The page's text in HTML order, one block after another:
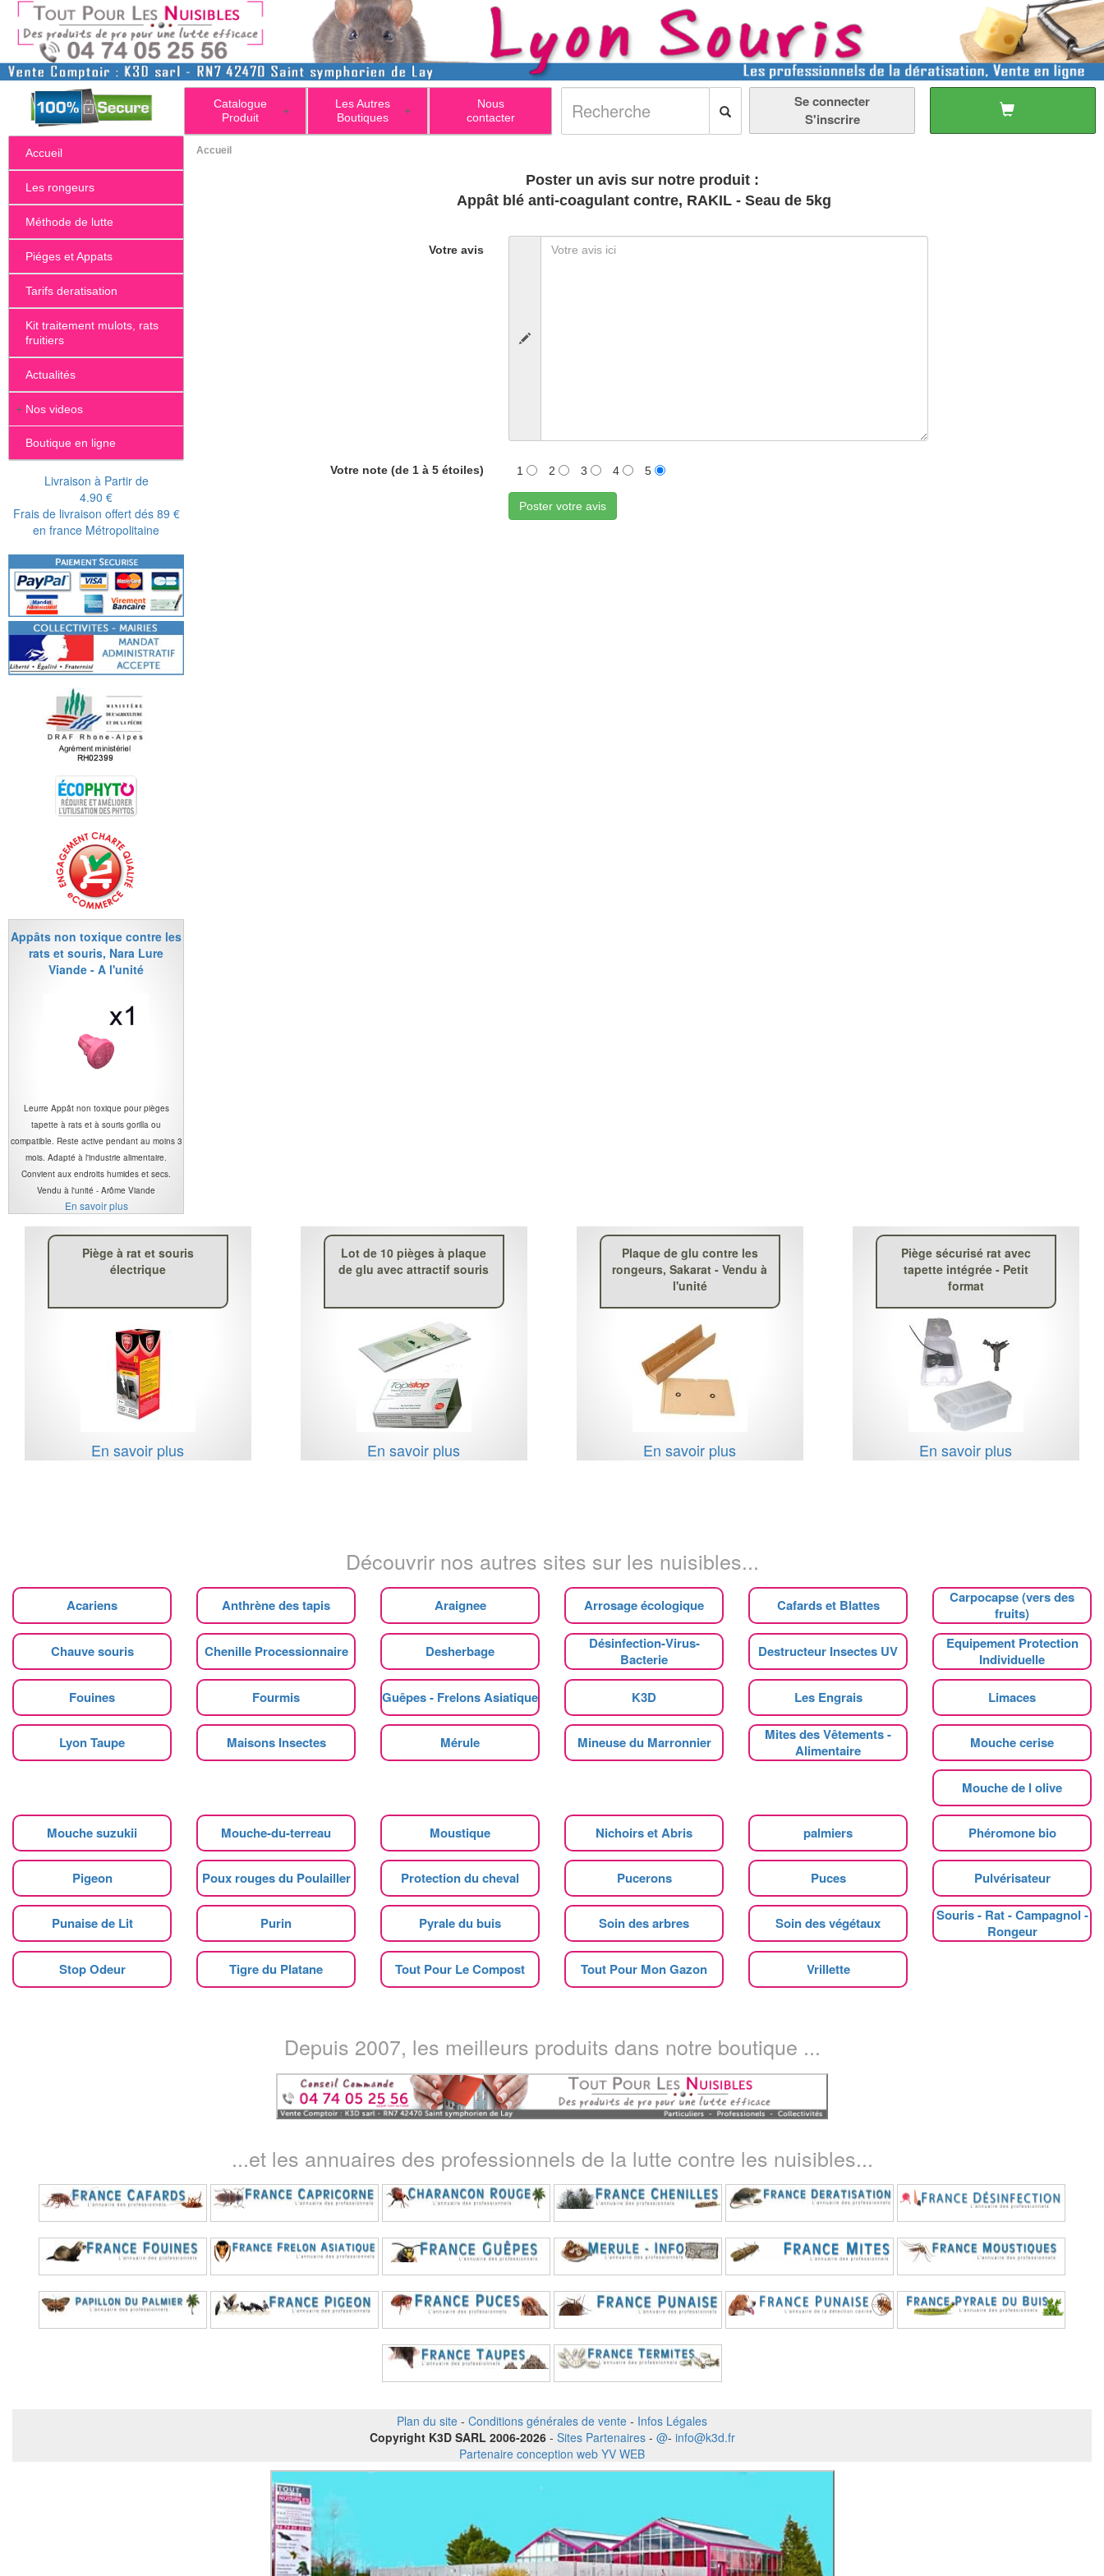
+
Catalogue
Produit
+
Les Autres
Boutiques
Nous
contacter
Se connecter
S'inscrire
Accueil
Les rongeurs
Méthode de lutte
Piéges et Appats
Tarifs deratisation
Kit traitement mulots, rats
fruitiers
Actualités
+ Nos videos
Boutique en ligne
Livraison à Partir de
4.90 €
Frais de livraison offert dés 89 €
en france Métropolitaine
Appâts non toxique contre les
rats et souris, Nara Lure
Viande - A l'unité
Leurre Appât non toxique pour pièges
tapette à rats et à souris gorilla ou
compatible. Reste active pendant au moins 3
mois. Adapté à l'industrie alimentaire.
Convient aux endroits humides et secs.
Vendu à l'unité - Arôme Viande
En savoir plus
Accueil
Poster un avis sur notre produit :
Appât blé anti-coagulant contre, RAKIL - Seau de 5kg
Votre avis
Votre note (de 1 à 5 étoiles) 1 2 3 4 5
Poster votre avis
Piège à rat et souris
électrique
En savoir plus
Lot de 10 pièges à plaque
de glu avec attractif souris
En savoir plus
Plaque de glu contre les
rongeurs, Sakarat - Vendu à
l'unité
En savoir plus
Piège sécurisé rat avec
tapette intégrée - Petit
format
En savoir plus
Découvrir nos autres sites sur les nuisibles...
Acariens Anthrène des tapis Araignee Arrosage écologique Cafards et Blattes
Carpocapse (vers des
fruits)
Chauve souris Chenille Processionnaire Desherbage
Désinfection-Virus-
Bacterie
Destructeur Insectes UV
Equipement Protection
Individuelle
Fouines Fourmis Guêpes - Frelons Asiatique K3D Les Engrais Limaces
Lyon Taupe Maisons Insectes Mérule Mineuse du Marronnier
Mites des Vêtements -
Alimentaire
Mouche cerise
Mouche de l olive
Mouche suzukii Mouche-du-terreau Moustique Nichoirs et Abris palmiers Phéromone bio
Pigeon Poux rouges du Poulailler Protection du cheval Pucerons Puces Pulvérisateur
Punaise de Lit Purin Pyrale du buis Soin des arbres Soin des végétaux
Souris - Rat - Campagnol -
Rongeur
Stop Odeur Tigre du Platane Tout Pour Le Compost Tout Pour Mon Gazon Vrillette
Depuis 2007, les meilleurs produits dans notre boutique ...
...et les annuaires des professionnels de la lutte contre les nuisibles...
Plan du site - Conditions générales de vente - Infos Légales
Copyright K3D SARL 2006-2026 - Sites Partenaires- @- info@k3d.fr
Partenaire conception web YV WEB